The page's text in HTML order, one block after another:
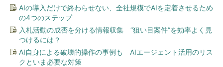
AIの導入だけで終わらせない、全社規模でAIを定着させるため
の4つのステップ
入札活動の成否を分ける情報収集 “狙い目案件”を効率よく見
つけるには？
AI自身による破壊的操作の事例も AIエージェント活用のリス
クといま必要な対策